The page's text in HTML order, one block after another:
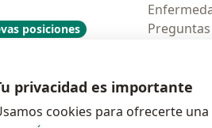
posiciones
privacidad es importante
cookies para ofrecerte